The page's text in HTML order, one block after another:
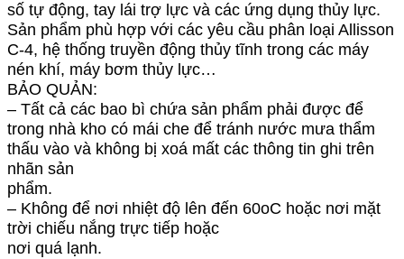
số tự động, tay lái trợ lực và các ứng dụng thủy lực.
Sản phẩm phù hợp với các yêu cầu phân loại Allisson
C-4, hệ thống truyền động thủy tĩnh trong các máy
nén khí, máy bơm thủy lực…
BẢO QUẢN:
– Tất cả các bao bì chứa sản phẩm phải được để
trong nhà kho có mái che để tránh nước mưa thẩm
thấu vào và không bị xoá mất các thông tin ghi trên
nhãn sản
phẩm.
– Không để nơi nhiệt độ lên đến 60oC hoặc nơi mặt
trời chiếu nắng trực tiếp hoặc
nơi quá lạnh.